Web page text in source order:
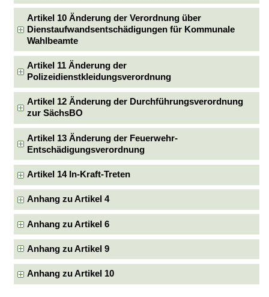
Artikel 10 Änderung der Verordnung über
Dienstaufwandsentschädigungen für Kommunale
Wahlbeamte
Artikel 11 Änderung der
Polizeidienstkleidungsverordnung
Artikel 12 Änderung der Durchführungsverordnung
zur SächsBO
Artikel 13 Änderung der Feuerwehr-
Entschädigungsverordnung
Artikel 14 In-Kraft-Treten
Anhang zu Artikel 4
Anhang zu Artikel 6
Anhang zu Artikel 9
Anhang zu Artikel 10